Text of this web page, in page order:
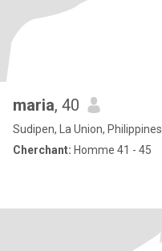
maria, 40
Sudipen, La Union, Philippines
Cherchant: Homme 41 - 45